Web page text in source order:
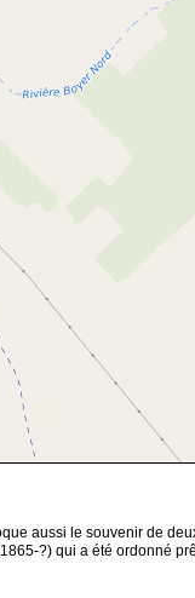
aussi le souvenir de
?) qui a été ordonné